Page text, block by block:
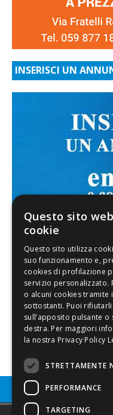
INSERISCI UN
FACEBOOK
Questo sito
cookie
STRETTAMENTE
PERFORMANCE
TARGETING